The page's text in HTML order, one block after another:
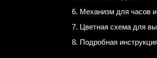
6. Механизм для часов и
7. Цветная схема для
8. Подробная